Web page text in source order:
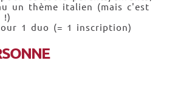
un thème italien (mais c'est
!)
1 duo (= 1 inscription)